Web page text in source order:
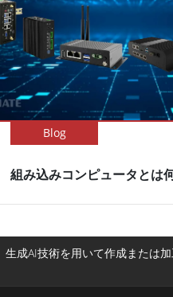
Blog
組み込みコンピュータとは
成AI技術を用いて作成または